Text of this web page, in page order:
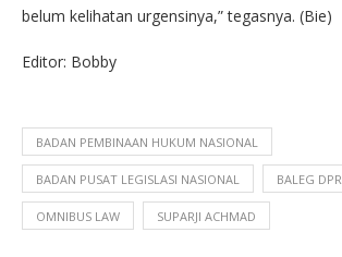
belum kelihatan urgensinya,” tegasnya. (Bie)
Editor: Bobby
BADAN PEMBINAAN HUKUM NASIONAL
BADAN PUSAT LEGISLASI NASIONAL BALEG DPR
OMNIBUS LAW SUPARJI ACHMAD